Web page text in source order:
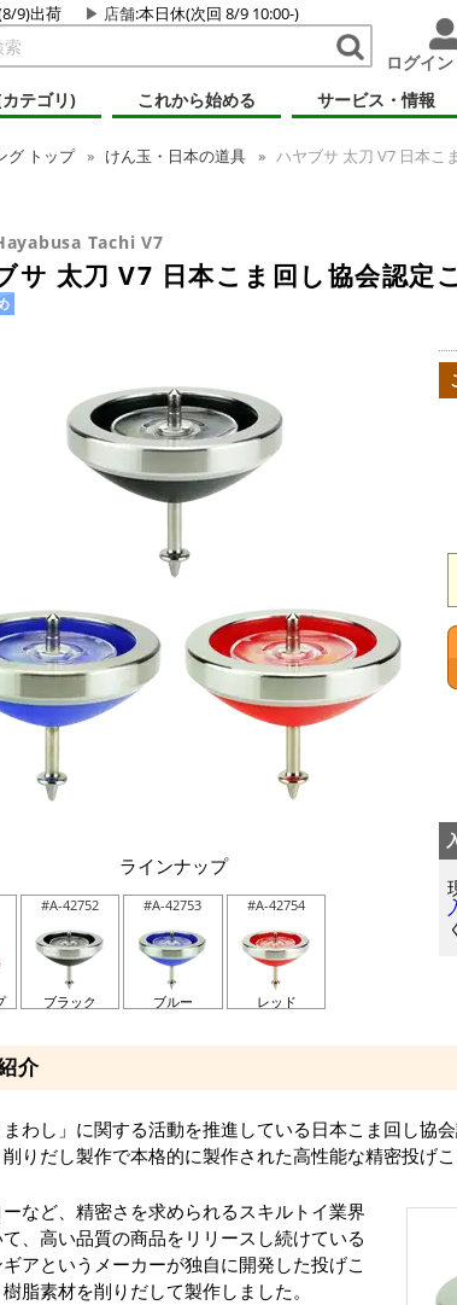
9)出荷 店舗:本日休(次回 8/9 10:00-)
ログイ
テゴリ)
これから始める サービス・情報
グ トップ けん玉・日本の道具 ハヤブサ 太刀 V7 日本こ
Tachi V7
サ 太刀 V7 日本こま回し協会認定
ラインナップ
#A-42752
ブラック
#A-42753
ブルー
#A-42754
レッド
介
まわし」に関する活動を推進している日本こま回し協
りだし製作で本格的に製作された高性能な精密投げこ
ーなど、精密さを求められるスキルトイ業界
、高い品質の商品をリリースし続けている
アというメーカーが独自に開発した投げこ
脂素材を削りだして製作しました。